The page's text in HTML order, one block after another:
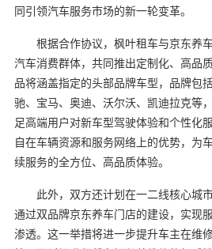
同引领汽车服务市场的新一轮变革。
根据合作协议，枫叶租车与京东养
汽车消费群体，共同推出定制化、高品
品将涵盖指定的头部品牌车型，品牌包
驰、宝马、奥迪、沃尔沃、凯迪拉克等
足高端用户对新车型驾驶体验和个性化
自在车辆资源和服务网络上的优势，为
续服务的全方位、高品质体验。
此外，双方还计划在一二线核心城市
通过双品牌京东养车门店的建设，实现
渗透。这一举措将进一步提升车主在维